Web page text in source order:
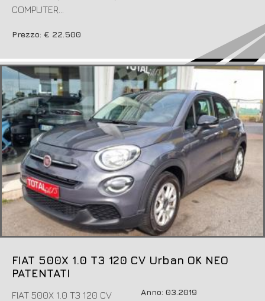
COMPUTER...
Prezzo: € 22.500
FIAT 500X 1.0 T3 120 CV Urban OK NEO
PATENTATI
FIAT 500X 1.0 T3 120 CV
Anno: 03.2019